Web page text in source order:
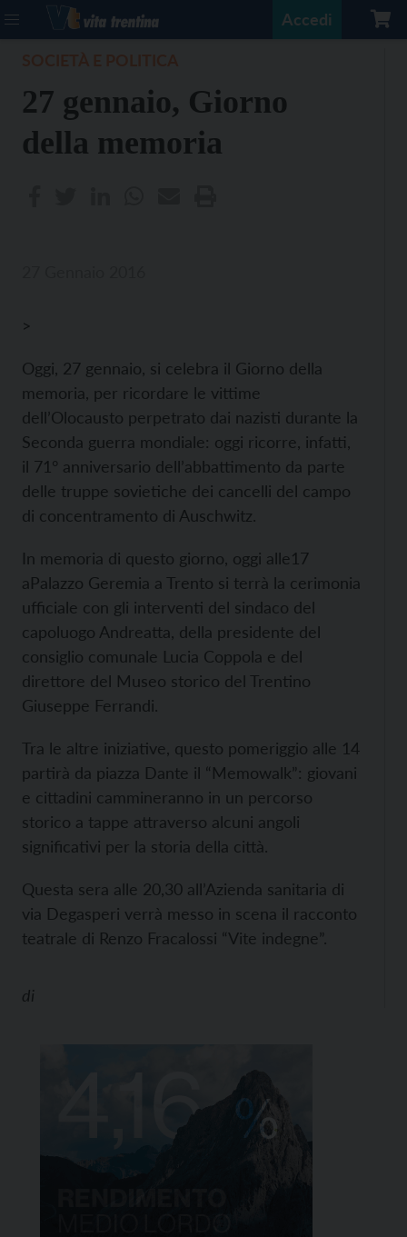
Accedi
27 gennaio, Giorno
della memoria
>
Oggi, 27 gennaio, si celebra il Giorno della
memoria, per ricordare le vittime
dell’Olocausto perpetrato dai nazisti durante la
Seconda guerra mondiale: oggi ricorre, infatti,
il 71° anniversario dell’abbattimento da parte
delle truppe sovietiche dei cancelli del campo
di concentramento di Auschwitz.
In memoria di questo giorno, oggi alle17
aPalazzo Geremia a Trento si terrà la cerimonia
ufficiale con gli interventi del sindaco del
capoluogo Andreatta, della presidente del
consiglio comunale Lucia Coppola e del
direttore del Museo storico del Trentino
Giuseppe Ferrandi.
Tra le altre iniziative, questo pomeriggio alle 14
partirà da piazza Dante il “Memowalk”: giovani
e cittadini cammineranno in un percorso
storico a tappe attraverso alcuni angoli
significativi per la storia della città.
Questa sera alle 20,30 all’Azienda sanitaria di
via Degasperi verrà messo in scena il racconto
teatrale di Renzo Fracalossi “Vite indegne”.
di